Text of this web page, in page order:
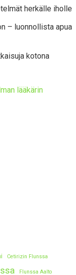
herkälle iholle
– luonnollista apua
kotona
lääkärin
Cetirizin Flunssa
Flunssa Aalto